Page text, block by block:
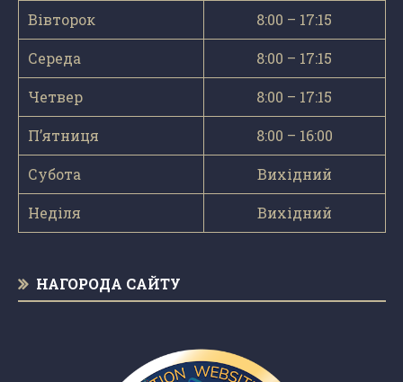
Вівторок 8:00 – 17:15
Середа 8:00 – 17:15
Четвер 8:00 – 17:15
П’ятниця 8:00 – 16:00
Субота Вихідний
Неділя Вихідний
НАГОРОДА САЙТУ